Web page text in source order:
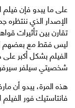
على ما يبدو فإن فيلم
الإصدار الذي ننتظره
تقارن بين تأثيرات
ليس فقط مع بعضهم
الفيلم بشكل أكبر
شخصيتي سيلفر
هذه المرة، يبدو أن
فانتاستيك فور